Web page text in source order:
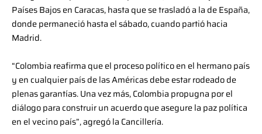
Países Bajos en Caracas, hasta que se trasladó a la de España,
donde permaneció hasta el sábado, cuando partió hacia
Madrid.
“Colombia reafirma que el proceso político en el hermano país
y en cualquier país de las Américas debe estar rodeado de
plenas garantías. Una vez más, Colombia propugna por el
diálogo para construir un acuerdo que asegure la paz política
en el vecino país”, agregó la Cancillería.